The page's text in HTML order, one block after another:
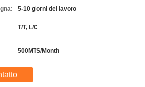
5-10 giorni del lavoro
T/T, L/C
500MTS/Month